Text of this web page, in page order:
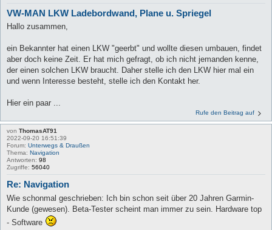
VW-MAN LKW Ladebordwand, Plane u. Spriegel
Hallo zusammen,
ein Bekannter hat einen LKW "geerbt" und wollte diesen umbauen, findet
aber doch keine Zeit. Er hat mich gefragt, ob ich nicht jemanden kenne,
der einen solchen LKW braucht. Daher stelle ich den LKW hier mal ein
und wenn Interesse besteht, stelle ich den Kontakt her.
Hier ein paar ...
Rufe den Beitrag auf
von ThomasAT91
2022-09-20 16:51:39
Forum: Unterwegs & Draußen
Thema: Navigation
Antworten: 98
Zugriffe: 56040
Re: Navigation
Wie schonmal geschrieben: Ich bin schon seit über 20 Jahren Garmin-
Kunde (gewesen). Beta-Tester scheint man immer zu sein. Hardware top
- Software